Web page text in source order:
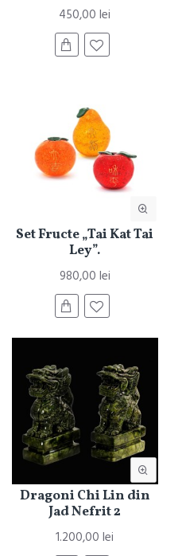
450,00 lei
Set Fructe „Tai Kat Tai
Ley”.
980,00 lei
Dragoni Chi Lin din
Jad Nefrit 2
1.200,00 lei